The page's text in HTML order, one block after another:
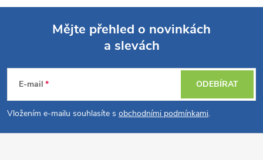
p
a
Mějte přehled o novinkách
a slevách
E-mail
Vložením e-mailu souhlasíte s obchodními podmínkami.
ODEBÍRAT